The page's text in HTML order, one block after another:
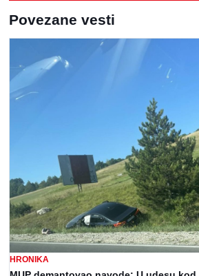
Povezane vesti
HRONIKA